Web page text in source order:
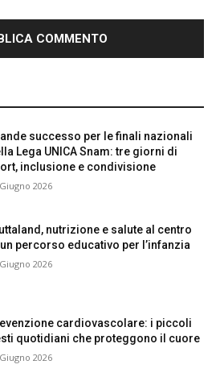
successo per le finali nazionali
Lega UNICA Snam: tre giorni di
inclusione e condivisione
2026
nutrizione e salute al centro
percorso educativo per l’infanzia
2026
cardiovascolare: i piccoli
quotidiani che proteggono il cuore
2026